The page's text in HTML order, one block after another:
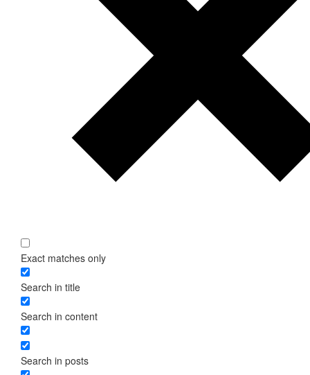
Exact matches only
Search in title
Search in content
Search in posts